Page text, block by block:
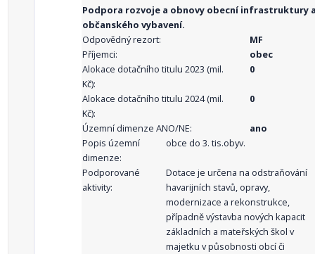
Podpora rozvoje a obnovy obecní infrastruktury
občanského vybavení.
Odpovědný rezort:
MF
Příjemci:
obec
Alokace dotačního titulu 2023 (mil.
Kč):
0
Alokace dotačního titulu 2024 (mil.
Kč):
0
Územní dimenze ANO/NE:
ano
Popis územní
dimenze:
obce do 3. tis.obyv.
Podporované
aktivity:
Dotace je určena na odstraňování
havarijních stavů, opravy,
modernizace a rekonstrukce,
případně výstavba nových kapacit
základních a mateřských škol v
majetku v působnosti obcí či